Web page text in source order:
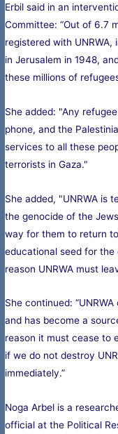
Erbil said in an
Committee: “Out of 6.7
registered with
in Jerusalem in 1948,
these millions of
She added: "Any
phone, and the
services to all these
terrorists in Gaza."
She added, "UNRWA is
the genocide of the
way for them to return
educational seed for
reason UNRWA must
She continued:
and has become a
reason it must cease to
if we do not destroy
immediately.”
Noga Arbel is a
official at the Political